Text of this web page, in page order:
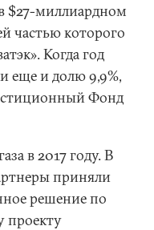
$27-миллиардном
частью которого
Когда год
еще и долю 9,9%,
Фонд
в 2017 году. В
приняли
решение по
проекту